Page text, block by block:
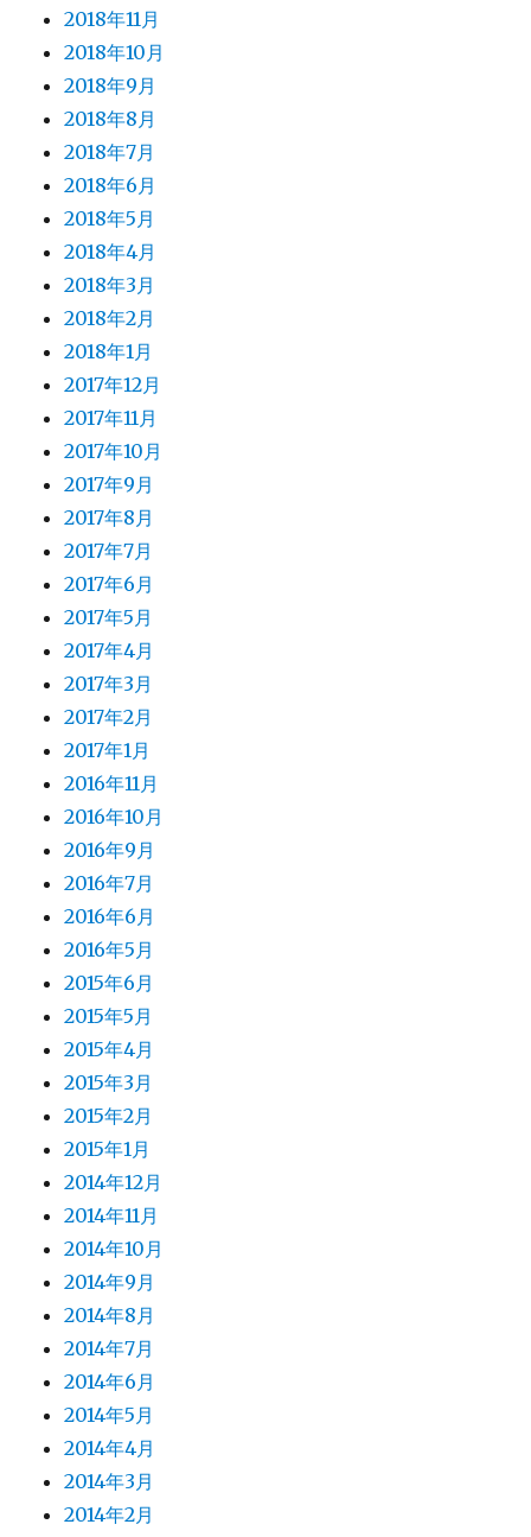
2018年11月
2018年10月
2018年9月
2018年8月
2018年7月
2018年6月
2018年5月
2018年4月
2018年3月
2018年2月
2018年1月
2017年12月
2017年11月
2017年10月
2017年9月
2017年8月
2017年7月
2017年6月
2017年5月
2017年4月
2017年3月
2017年2月
2017年1月
2016年11月
2016年10月
2016年9月
2016年7月
2016年6月
2016年5月
2015年6月
2015年5月
2015年4月
2015年3月
2015年2月
2015年1月
2014年12月
2014年11月
2014年10月
2014年9月
2014年8月
2014年7月
2014年6月
2014年5月
2014年4月
2014年3月
2014年2月